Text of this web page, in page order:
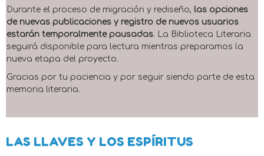
Durante el proceso de migración y rediseño, las opciones
de nuevas publicaciones y registro de nuevos usuarios
estarán temporalmente pausadas. La Biblioteca Literaria
seguirá disponible para lectura mientras preparamos la
nueva etapa del proyecto.
Gracias por tu paciencia y por seguir siendo parte de esta
memoria literaria.
LAS LLAVES Y LOS ESPÍRITUS